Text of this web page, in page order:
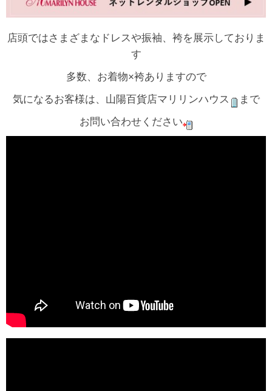
店頭ではさまざまなドレスや振袖、袴を展示しておりま
す
多数、お着物×袴ありますので
気になるお客様は、山陽百貨店マリリンハウス
まで
お問い合わせください